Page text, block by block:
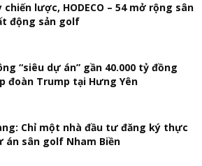
chiến lược, HODECO – 54 mở rộng sân
động sản golf
“siêu dự án” gần 40.000 tỷ đồng
đoàn Trump tại Hưng Yên
Chỉ một nhà đầu tư đăng ký thực
án sân golf Nham Biền